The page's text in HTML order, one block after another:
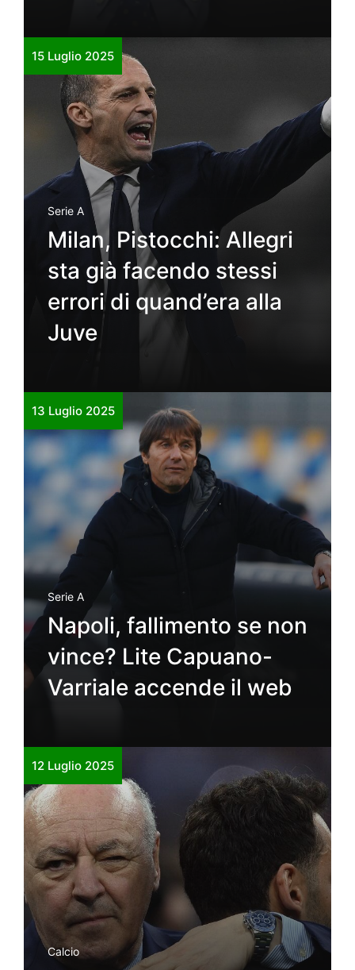
15 Luglio 2025
Serie A
Milan, Pistocchi: Allegri
sta già facendo stessi
errori di quand’era alla
Juve
13 Luglio 2025
Serie A
Napoli, fallimento se non
vince? Lite Capuano-
Varriale accende il web
12 Luglio 2025
Calcio